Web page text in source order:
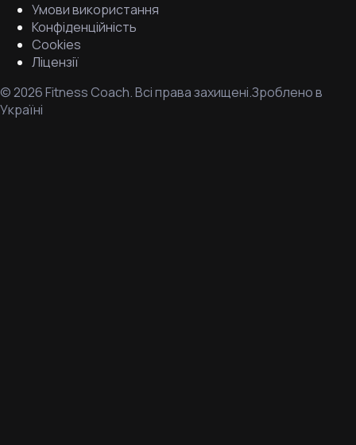
Умови використання
Конфіденційність
Cookies
Ліцензії
©2026Fitness Coach.Всі права захищені.Зроблено в
Україні